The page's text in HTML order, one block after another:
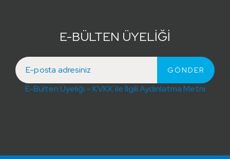
E-BÜLTEN ÜYELİĞİ
E-Bülten Üyeliği – KVKK ile İlgili Aydınlatma Metni